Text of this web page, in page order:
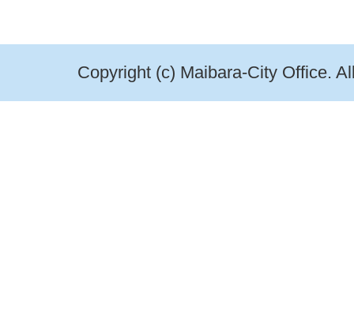
Copyright (c) Maibara-City Office.